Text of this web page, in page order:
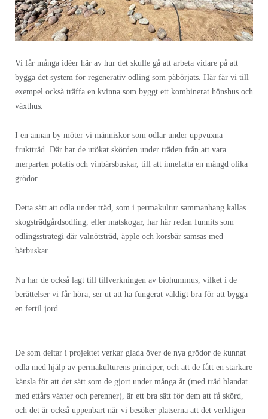
Vi får många idéer här av hur det skulle gå att arbeta vidare på att
bygga det system för regenerativ odling som påbörjats. Här får vi till
exempel också träffa en kvinna som byggt ett kombinerat hönshus och
växthus.
I en annan by möter vi människor som odlar under uppvuxna
fruktträd. Där har de utökat skörden under träden från att vara
merparten potatis och vinbärsbuskar, till att innefatta en mängd olika
grödor.
Detta sätt att odla under träd, som i permakultur sammanhang kallas
skogsträdgårdsodling, eller matskogar, har här redan funnits som
odlingsstrategi där valnötsträd, äpple och körsbär samsas med
bärbuskar.
Nu har de också lagt till tillverkningen av biohummus, vilket i de
berättelser vi får höra, ser ut att ha fungerat väldigt bra för att bygga
en fertil jord.
De som deltar i projektet verkar glada över de nya grödor de kunnat
odla med hjälp av permakulturens principer, och att de fått en starkare
känsla för att det sätt som de gjort under många år (med träd blandat
med ettårs växter och perenner), är ett bra sätt för dem att få skörd,
och det är också uppenbart när vi besöker platserna att det verkligen